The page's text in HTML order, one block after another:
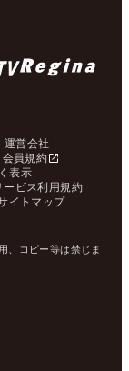
運営会社
会員規約
表示
ービス利用規約
イトマップ
、コピー等は禁じま